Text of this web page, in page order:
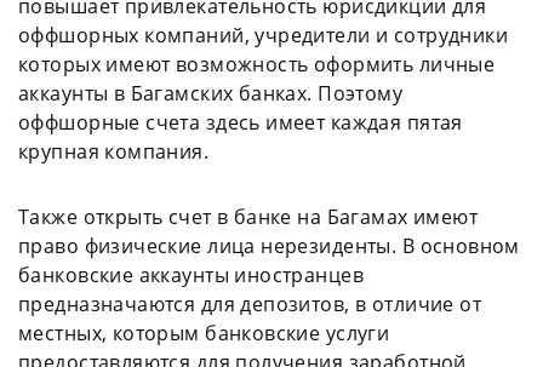
повышает привлекательность юрисдикции для
оффшорных компаний, учредители и сотрудники
которых имеют возможность оформить личные
аккаунты в Багамских банках. Поэтому
оффшорные счета здесь имеет каждая пятая
крупная компания.
Также открыть счет в банке на Багамах имеют
право физические лица нерезиденты. В основном
банковские аккаунты иностранцев
предназначаются для депозитов, в отличие от
местных, которым банковские услуги